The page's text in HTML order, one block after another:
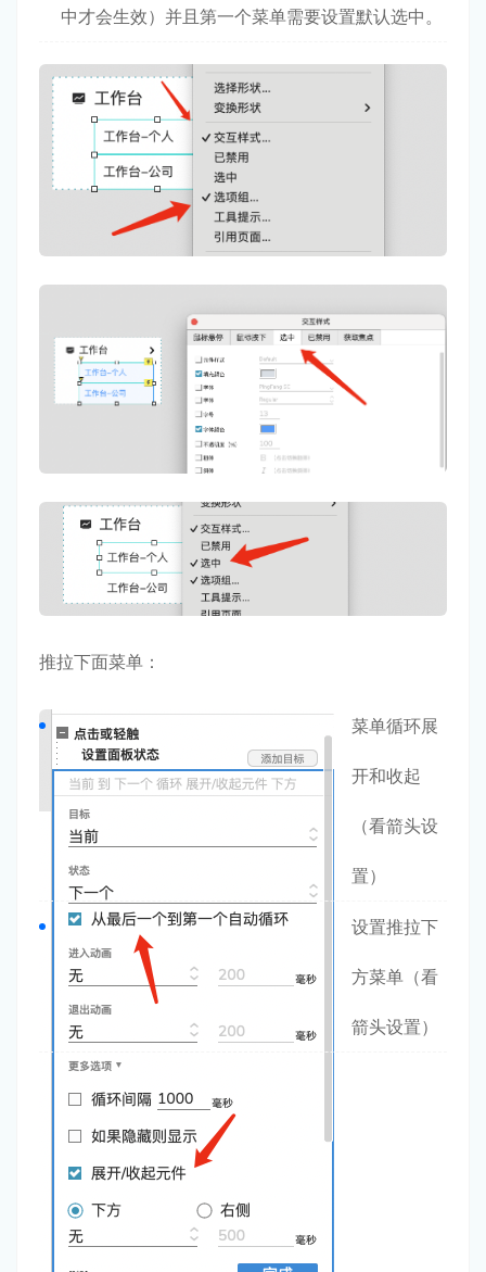
中才会生效）并且第一个菜单需要设置默认选中。
推拉下面菜单：
菜单循环展
开和收起
（看箭头设
置）
设置推拉下
方菜单（看
箭头设置）